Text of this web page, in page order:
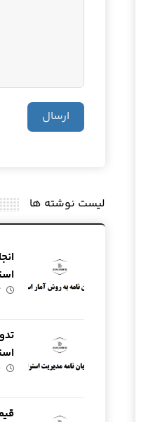
ارسال
لیست نوشته ها
و